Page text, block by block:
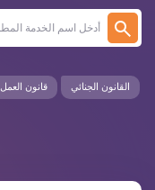
القانون الجنائي قانون العمل